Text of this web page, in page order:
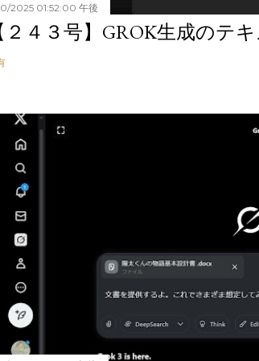
2025 01:52:00 午後
２４３号】GROK生成のテ